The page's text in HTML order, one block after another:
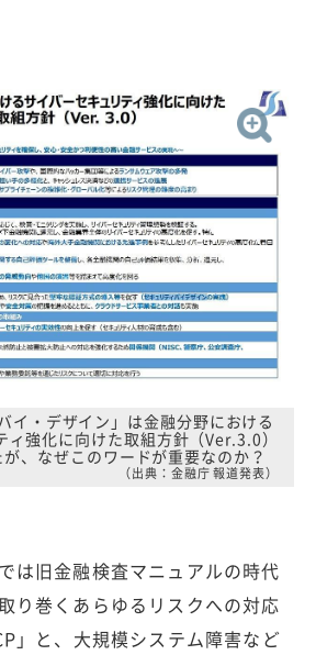
イ・デザイン」は金融分野における
ィ強化に向けた取組方針（Ver.3.0）
、なぜこのワードが重要なのか？
（出典：金融庁 報道発表）
は旧金融検査マニュアルの時代
り巻くあらゆるリスクへの対応
」と、大規模システム障害など